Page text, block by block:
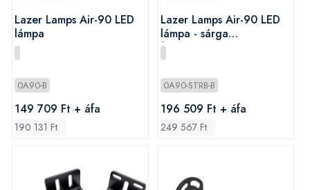
Lazer Lamps Air-90 LED
lámpa
0A90-B
149 709 Ft + áfa
190 131 Ft
Lazer Lamps Air-90 LED
lámpa - sárga
figyelmeztető jelzéssel
0A90-STRB-B
196 509 Ft + áfa
249 567 Ft